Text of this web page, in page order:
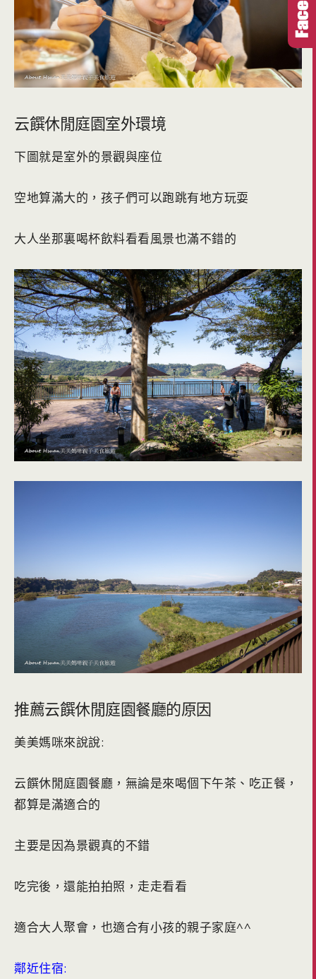
云饌休閒庭園室外環境
下圖就是室外的景觀與座位
空地算滿大的，孩子們可以跑跳有地方玩耍
大人坐那裏喝杯飲料看看風景也滿不錯的
推薦云饌休閒庭園餐廳的原因
美美媽咪來說說:
云饌休閒庭園餐廳，無論是來喝個下午茶、吃正餐，
都算是滿適合的
主要是因為景觀真的不錯
吃完後，還能拍拍照，走走看看
適合大人聚會，也適合有小孩的親子家庭^^
鄰近住宿: